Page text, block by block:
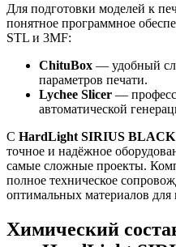
Для подготовки моделей к
понятное программное
STL и 3MF:
ChituBox — удобный
параметров печати.
Lychee Slicer —
автоматической
С HardLight SIRIUS
точное и надёжное
самые сложные проекты.
полное техническое
оптимальных материалов для
Химический